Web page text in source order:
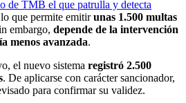
de TMB el que patrulla y detecta
que permite emitirunas 1.500 multas
embargo, depende de la intervención
menos avanzada.
el nuevo sistema registró 2.500
. De aplicarse con carácter sancionador,
para confirmar su validez.